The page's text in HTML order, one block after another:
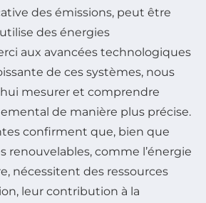
des émissions, peut être
des énergies
aux avancées technologiques
de ces systèmes, nous
mesurer et comprendre
de manière plus précise.
confirment que, bien que
renouvelables, comme l’énergie
nécessitent des ressources
leur contribution à la